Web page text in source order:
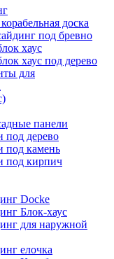
доска
под бревно
хаус
хаус под дерево
для
панели
под дерево
под камень
под кирпич
Docke
Блок-хаус
для наружной
елочка